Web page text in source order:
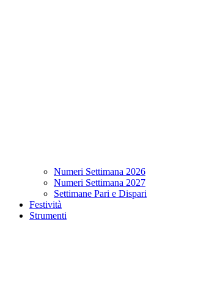
Numeri Settimana 2026
Numeri Settimana 2027
Settimane Pari e Dispari
Festività
Strumenti